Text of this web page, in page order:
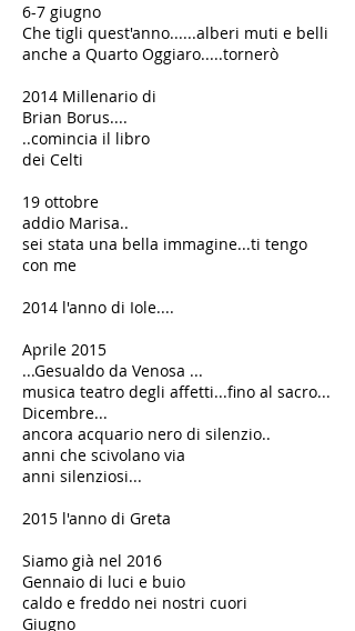
​6-7 giugno
Che tigli quest'anno......alberi muti e belli
anche a Quarto Oggiaro.....tornerò
2014 Millenario di
Brian Borus....
..comincia il libro
dei Celti
​19 ottobre
addio Marisa..
sei stata una bella immagine...ti tengo
con me
2014 l'anno di Iole....
Aprile 2015
...Gesualdo da Venosa ...
musica teatro degli affetti...fino al sacro...
​​Dicembre...
ancora acquario nero di silenzio..
anni che scivolano via
anni silenziosi...
2015 l'anno di Greta
Siamo già nel 2016
Gennaio di luci e buio
caldo e freddo nei nostri cuori
​​​Giugno